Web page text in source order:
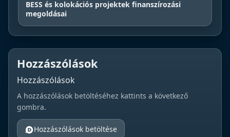
BESS és kolokációs projektek finanszírozási
megoldásai
Hozzászólások
Hozzászólások
A hozzászólások betöltéséhez kattints a következő
gombra.
Hozzászólások betöltése